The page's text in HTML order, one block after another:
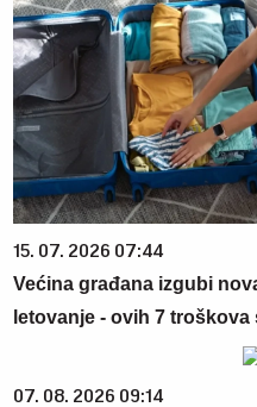
15. 07. 2026 07:44
Većina građana izgubi
letovanje - ovih 7
07. 08. 2026 09:14